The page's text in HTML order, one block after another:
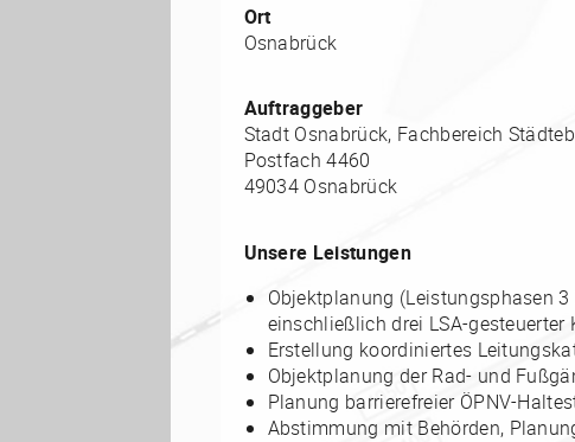
Ort
Osnabrück
Auftraggeber
Stadt Osnabrück, Fachbereich
Postfach 4460
49034 Osnabrück
Unsere Leistungen
Objektplanung (Leistungsphasen
einschließlich drei LSA-gesteuerter
Erstellung koordiniertes
Objektplanung der Rad- und
Planung barrierefreier ÖPNV-
Abstimmung mit Behörden,